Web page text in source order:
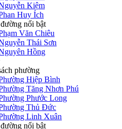
Kiệm
Huy Ích
nổi bật
Văn Chiêu
Thái Sơn
Hồng
phường
Hiệp Bình
Tăng Nhơn Phú
Phước Long
Thủ Đức
Linh Xuân
nổi bật